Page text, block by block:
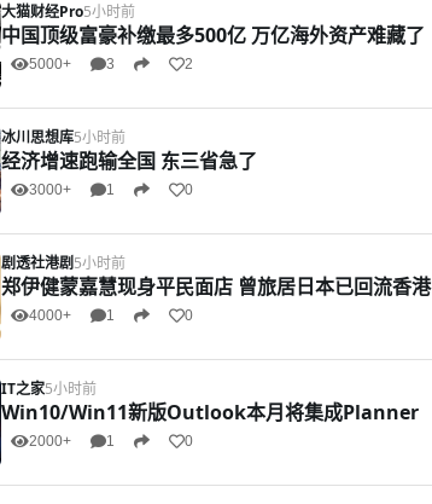
大猫财经Pro5小时前
中国顶级富豪补缴最多500亿 万亿海外资产难藏了
5000+ 3 2
冰川思想库5小时前
经济增速跑输全国 东三省急了
3000+ 1 0
剧透社港剧5小时前
郑伊健蒙嘉慧现身平民面店 曾旅居日本已回流香港
4000+ 1 0
IT之家5小时前
Win10/Win11新版Outlook本月将集成Planner
2000+ 1 0